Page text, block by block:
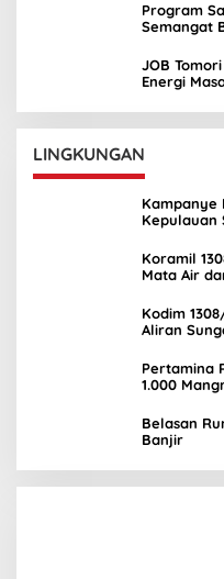
Program
Semangat
JOB
Energi
LINGKUNGAN
Kampanye
Kepulauan
Koramil
Mata Air
Kodim
Aliran
Pertamina
1.000
Belasan
Banjir